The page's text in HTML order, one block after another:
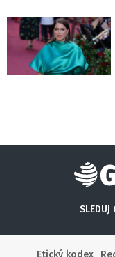
SLEDUJ
Etický kodex